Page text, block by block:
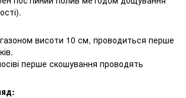
висоти 10 см, проводиться перше
перше скошування проводять